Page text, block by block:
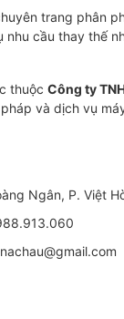
hạn
247
lạnh
cho mọi hệ
hãng tại
và dịch vụ
trang phân
nhu cầu thay thế
thuộc Công ty
và dịch vụ
Ngân, P. Việt